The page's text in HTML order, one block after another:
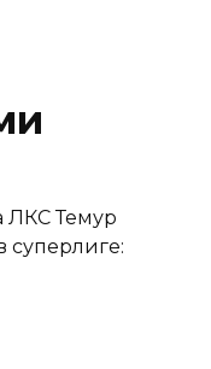
ЛКС Темур
суперлиге: